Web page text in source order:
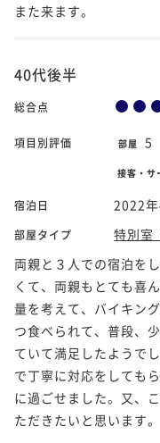
また来ます。
40代後半
総合点
項目別評価 部屋 5
接客・サ
宿泊日 2022
部屋タイプ
特別室
両親と３人での宿泊を
くて、両親もとても喜
量を考えて、バイキン
つ食べられて、普段、
ていて満足したようで
で丁寧に対応をしても
に過ごせました。又、
ただきたいと思います。